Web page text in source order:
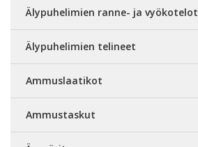
Älypuhelimien ranne- ja vyökotelot
Älypuhelimien telineet
Ammuslaatikot
Ammustaskut